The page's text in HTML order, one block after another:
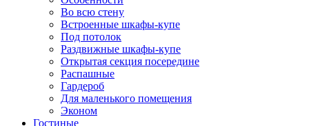
Во всю стену
Встроенные шкафы-купе
Под потолок
Раздвижные шкафы-купе
Открытая секция посередине
Распашные
Гардероб
Для маленького помещения
Эконом
Гостиные